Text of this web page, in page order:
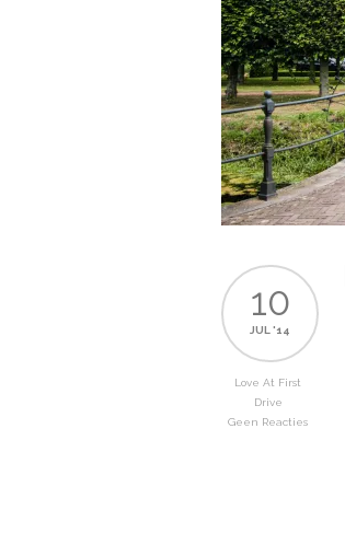
10
JUL '14
Love At First
Drive
Geen Reacties